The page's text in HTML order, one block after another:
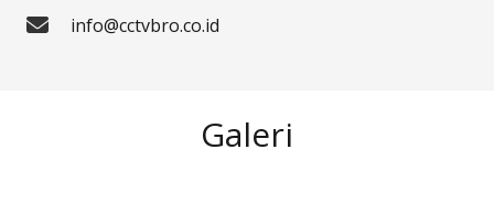
info@cctvbro.co.id
Galeri